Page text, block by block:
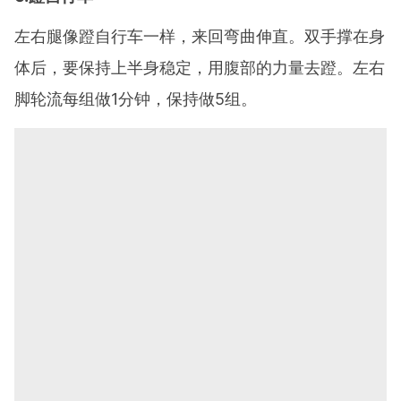
左右腿像蹬自行车一样，来回弯曲伸直。双手撑在身
体后，要保持上半身稳定，用腹部的力量去蹬。左右
脚轮流每组做1分钟，保持做5组。